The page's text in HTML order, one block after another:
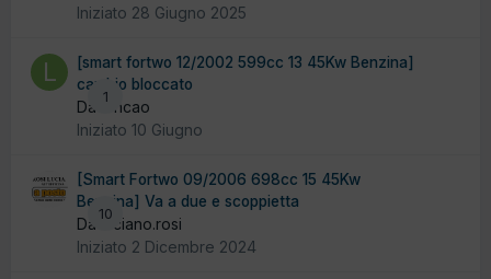
Iniziato 28 Giugno 2025
1
[smart fortwo 12/2002 599cc 13 45Kw Benzina]
cambio bloccato
Da loncao
Iniziato 10 Giugno
10
[Smart Fortwo 09/2006 698cc 15 45Kw
Benzina] Va a due e scoppietta
Da luciano.rosi
Iniziato 2 Dicembre 2024